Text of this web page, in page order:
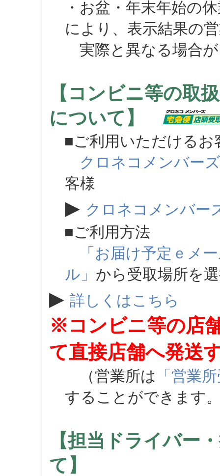
・お盆・年末年始の
により、表示結果の
実際と異なる場合が
【コンビニ等の取
について】
■ご利用いただけるお
クロネコメンバーズ
客様
▶ クロネコメンバー
■ご利用方法
「お届け予定ｅメ
ル」 から受取場所を
▶ 詳しくはこちら
※コンビニ等の店
て直接店舗へ発送
（営業所は 「営業
することができます
【担当ドライバー
て】